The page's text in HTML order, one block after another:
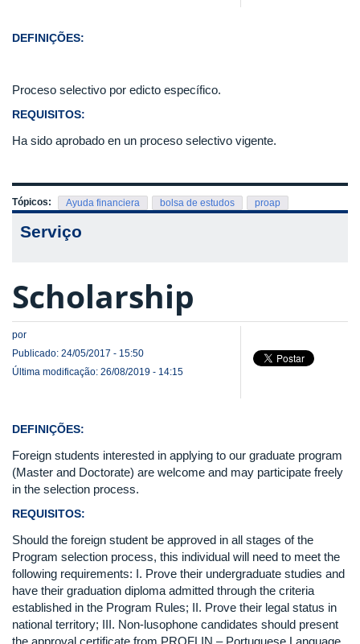
DEFINIÇÕES:
Proceso selectivo por edicto específico.
REQUISITOS:
Ha sido aprobado en un proceso selectivo vigente.
Tópicos: Ayuda financiera bolsa de estudos proap
Serviço
Scholarship
por
Publicado: 24/05/2017 - 15:50
Última modificação: 26/08/2019 - 14:15
DEFINIÇÕES:
Foreign students interested in applying to our graduate program
(Master and Doctorate) are welcome and may participate freely
in the selection process.
REQUISITOS:
Should the foreign student be approved in all stages of the
Program selection process, this individual will need to meet the
following requirements: I. Prove their undergraduate studies and
have their graduation diploma admitted through the criteria
established in the Program Rules; II. Prove their legal status in
national territory; III. Non-lusophone candidates should present
the approval certificate from PROFLIN – Portuguese Language